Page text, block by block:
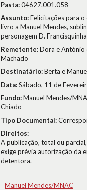
Pasta:04627.001.058
Assunto:Felicitações para
livro a Manuel Mendes,
personagem D.
Remetente:Dora e António
Machado
Destinatário:Berta e
Data:Sábado, 11 de
Fundo:Manuel Mendes/
Chiado
Tipo Documental:
Direitos:
A publicação, total ou
exige prévia autorização da
detentora.
Manuel Mendes/MNAC